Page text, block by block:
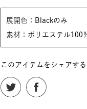
展開色：Blackのみ
素材：ポリエステル100
このアイテムをシェアする